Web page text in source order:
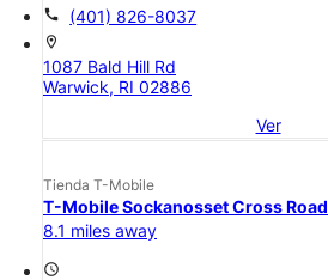
call (401) 826-8037
location_on
1087 Bald Hill Rd
Warwick, RI 02886
Ver
Tienda T-Mobile
T-Mobile Sockanosset Cross Road
8.1 miles away
access_time